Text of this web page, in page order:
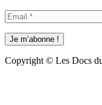
Copyright © Les Docs